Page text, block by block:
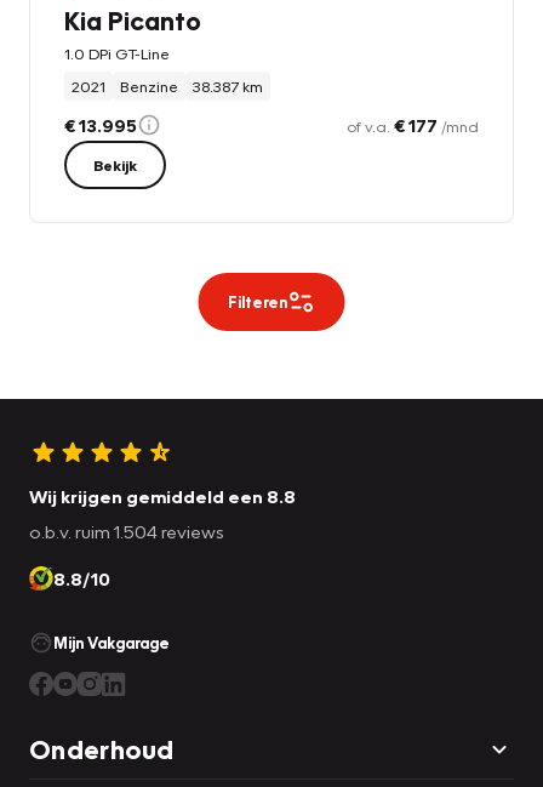
Kia Picanto
1.0 DPi GT-Line
2021
Benzine 38.387 km
€ 13.995 of v.a. € 177 /mnd
Bekijk
Filteren
Wij krijgen gemiddeld een 8.8
o.b.v. ruim 1.504 reviews
8.8/10
Mijn Vakgarage
Onderhoud